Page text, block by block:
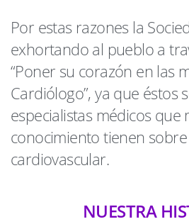
Por estas razones la
exhortando al pueblo a
“Poner su corazón en las
Cardiólogo”, ya que éstos
especialistas médicos que
conocimiento tienen
cardiovascular.
NUESTRA